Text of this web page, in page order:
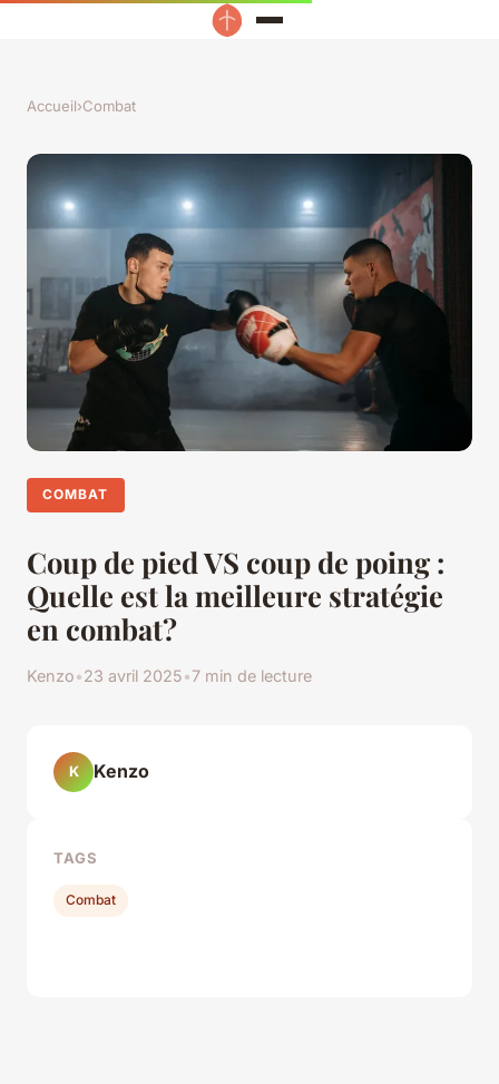
Accueil›Combat
COMBAT
Coup de pied VS coup de poing :
Quelle est la meilleure stratégie
en combat?
Kenzo•23 avril 2025•7 min de lecture
K Kenzo
TAGS
Combat